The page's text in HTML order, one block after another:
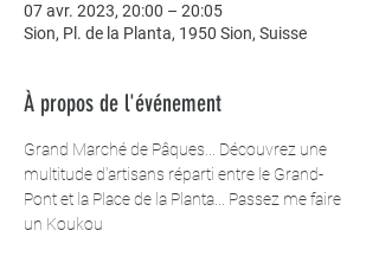
07 avr. 2023, 20:00 – 20:05
Sion, Pl. de la Planta, 1950 Sion, Suisse
À propos de l'événement
Grand Marché de Pâques... Découvrez une
multitude d'artisans réparti entre le Grand-
Pont et la Place de la Planta... Passez me faire
un Koukou